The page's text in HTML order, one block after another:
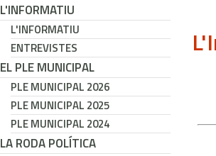
L'INFORMATIU
L'INFORMATIU
ENTREVISTES
EL PLE MUNICIPAL
PLE MUNICIPAL 2026
PLE MUNICIPAL 2025
PLE MUNICIPAL 2024
LA RODA POLÍTICA